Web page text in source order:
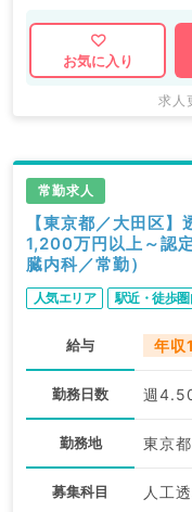
お気に入り
求人
常勤求人
【東京都／大田区
1,200万円以上～認
臓内科／常勤）
人気エリア 駅近・徒歩圏
給与 年収
勤務日数 週
勤務地 東京
募集科目 人工